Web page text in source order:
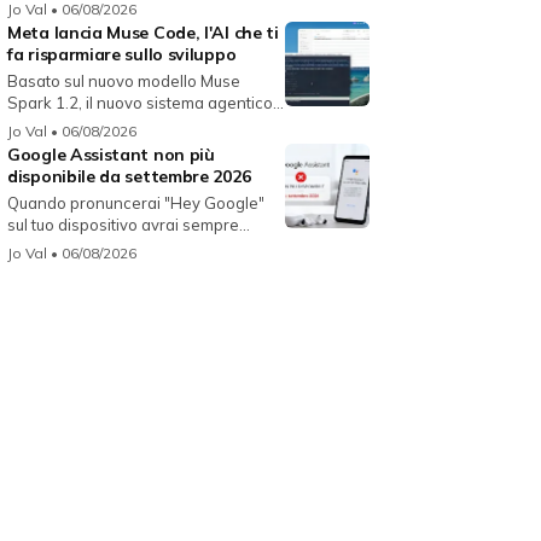
Jo Val • 06/08/2026
Meta lancia Muse Code, l'AI che ti
fa risparmiare sullo sviluppo
Basato sul nuovo modello Muse
Spark 1.2, il nuovo sistema agentico
fun...
Jo Val • 06/08/2026
Google Assistant non più
disponibile da settembre 2026
Quando pronuncerai "Hey Google"
sul tuo dispositivo avrai sempre
Gemin...
Jo Val • 06/08/2026